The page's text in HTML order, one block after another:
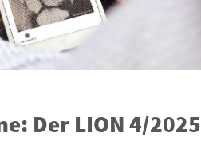
Der LION 4/2025